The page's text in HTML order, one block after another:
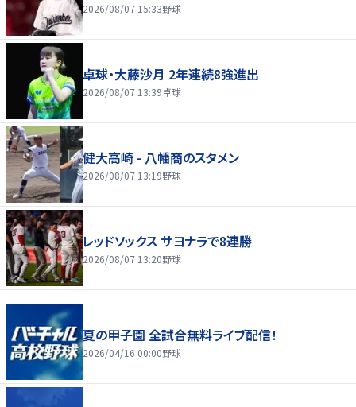
2026/08/07 15:33野球
卓球・大藤沙月 2年連続8強進出
2026/08/07 13:39卓球
健大高崎 - 八幡商のスタメン
2026/08/07 13:19野球
レッドソックス サヨナラで8連勝
2026/08/07 13:20野球
夏の甲子園 全試合無料ライブ配信！
2026/04/16 00:00野球